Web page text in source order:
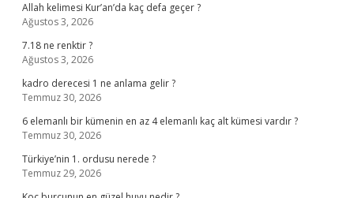
Allah kelimesi Kur’an’da kaç defa geçer ?
Ağustos 3, 2026
7.18 ne renktir ?
Ağustos 3, 2026
kadro derecesi 1 ne anlama gelir ?
Temmuz 30, 2026
6 elemanlı bir kümenin en az 4 elemanlı kaç alt kümesi vardır ?
Temmuz 30, 2026
Türkiye’nin 1. ordusu nerede ?
Temmuz 29, 2026